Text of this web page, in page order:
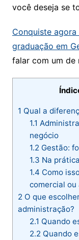
você deseja se
Conquiste
graduação em
falar com um de
1 Qual a
1.1
negócio
1.2 Gestão:
1.3 Na
1.4 Como
comercial ou
2 O que
administração​?
2.1 Quando
2.2 Quando